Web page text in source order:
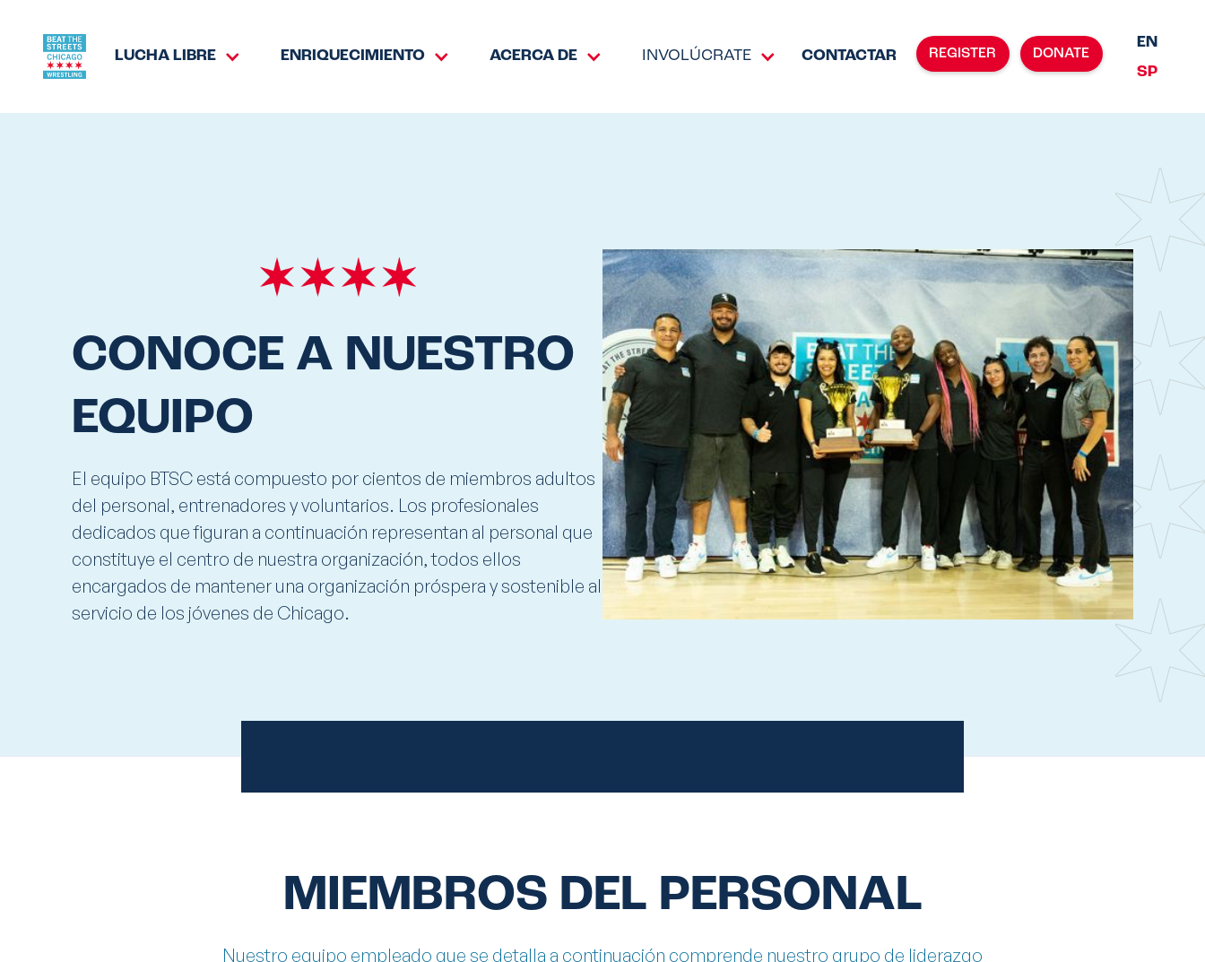
LUCHA LIBRE ENRIQUECIMIENTO ACERCA DE INVOLÚCRATE CONTACTAR REGISTER DONATE
EN
SP
CONOCE A NUESTRO
EQUIPO
El equipo BTSC está compuesto por cientos de miembros adultos
del personal, entrenadores y voluntarios. Los profesionales
dedicados que figuran a continuación representan al personal que
constituye el centro de nuestra organización, todos ellos
encargados de mantener una organización próspera y sostenible al
servicio de los jóvenes de Chicago.
MIEMBROS DEL PERSONAL
Nuestro equipo empleado que se detalla a continuación comprende nuestro grupo de liderazgo